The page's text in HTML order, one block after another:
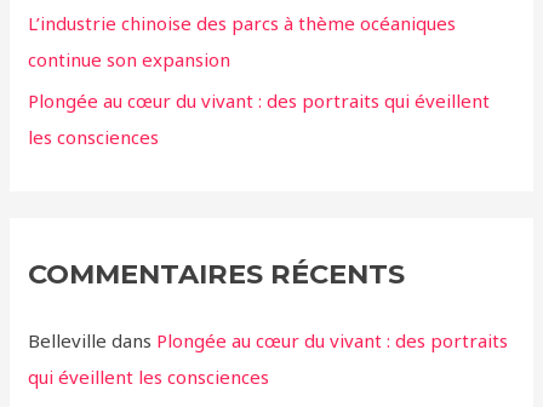
L’industrie chinoise des parcs à thème océaniques
continue son expansion
Plongée au cœur du vivant : des portraits qui éveillent
les consciences
COMMENTAIRES RÉCENTS
Belleville dans Plongée au cœur du vivant : des portraits
qui éveillent les consciences